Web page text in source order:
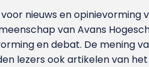
nieuws en
van Avans
en debat. De mening
lezers ook artikelen van